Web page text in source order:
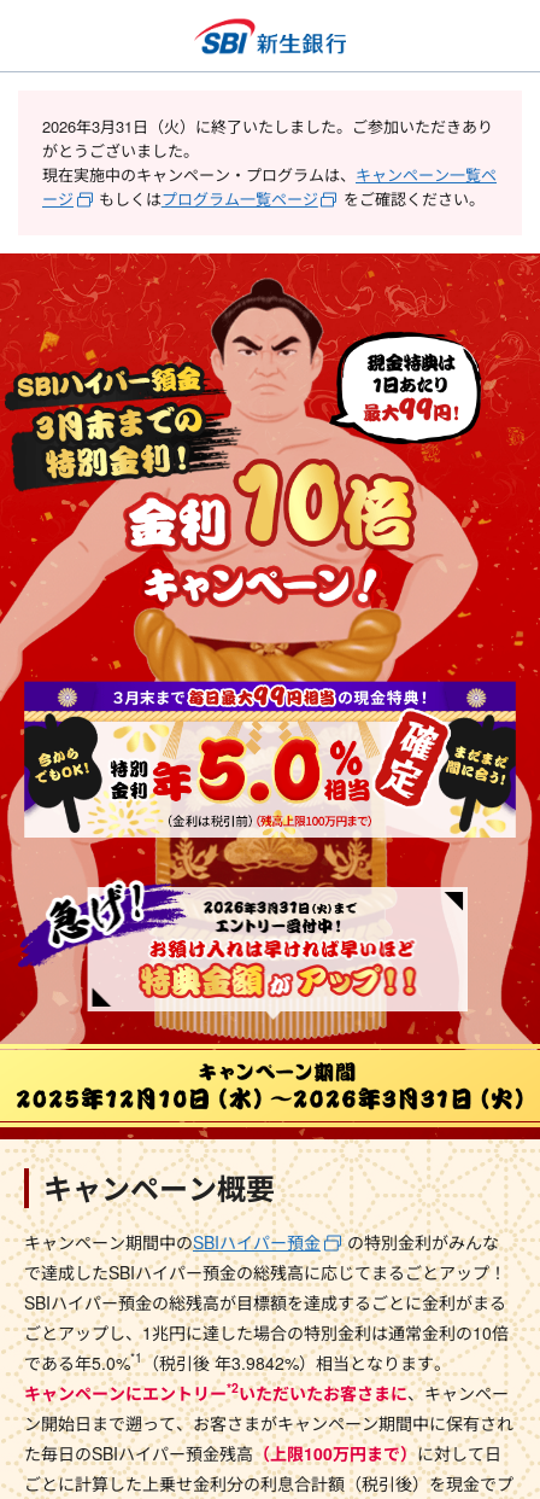
2026年3月31日（火）に終了いたしました。ご参加いただきあり
がとうございました。
現在実施中のキャンペーン・プログラムは、 キャンペーン一覧ペ
ージ
もしくはプログラム一覧ページ をご確認ください。
キャンペーン概要
キャンペーン期間中のSBIハイパー預金
の特別金利がみんな
で達成したSBIハイパー預金の総残高に応じてまるごとアップ！
SBIハイパー預金の総残高が目標額を達成するごとに金利がまる
ごとアップし、1兆円に達した場合の特別金利は通常金利の10倍
である年5.0%*1（税引後 年3.9842%）相当となります。
キャンペーンにエントリー*2いただいたお客さまに、キャンペー
ン開始日まで遡って、お客さまがキャンペーン期間中に保有され
た毎日のSBIハイパー預金残高（上限100万円まで）に対して日
ごとに計算した上乗せ金利分の利息合計額（税引後）を現金でプ